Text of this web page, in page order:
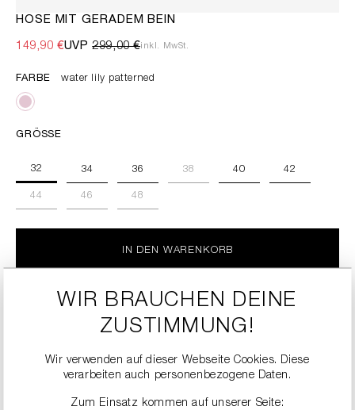
HOSE MIT GERADEM BEIN
149,90 €UVP299,00 €inkl. MwSt.
FARBE water lily patterned
GRÖSSE
32 34 36 38 40 42
44 46 48
IN DEN WARENKORB
zu den DetailsWIR BRAUCHEN DEINE
ZUSTIMMUNG!
Wir verwenden auf dieser Webseite Cookies. Diese
verarbeiten auch personenbezogene Daten.
Zum Einsatz kommen auf unserer Seite: